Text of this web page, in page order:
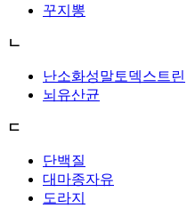
꾸지뽕
ㄴ
난소화성말토덱스트린
뇌유산균
ㄷ
단백질
대마종자유
도라지